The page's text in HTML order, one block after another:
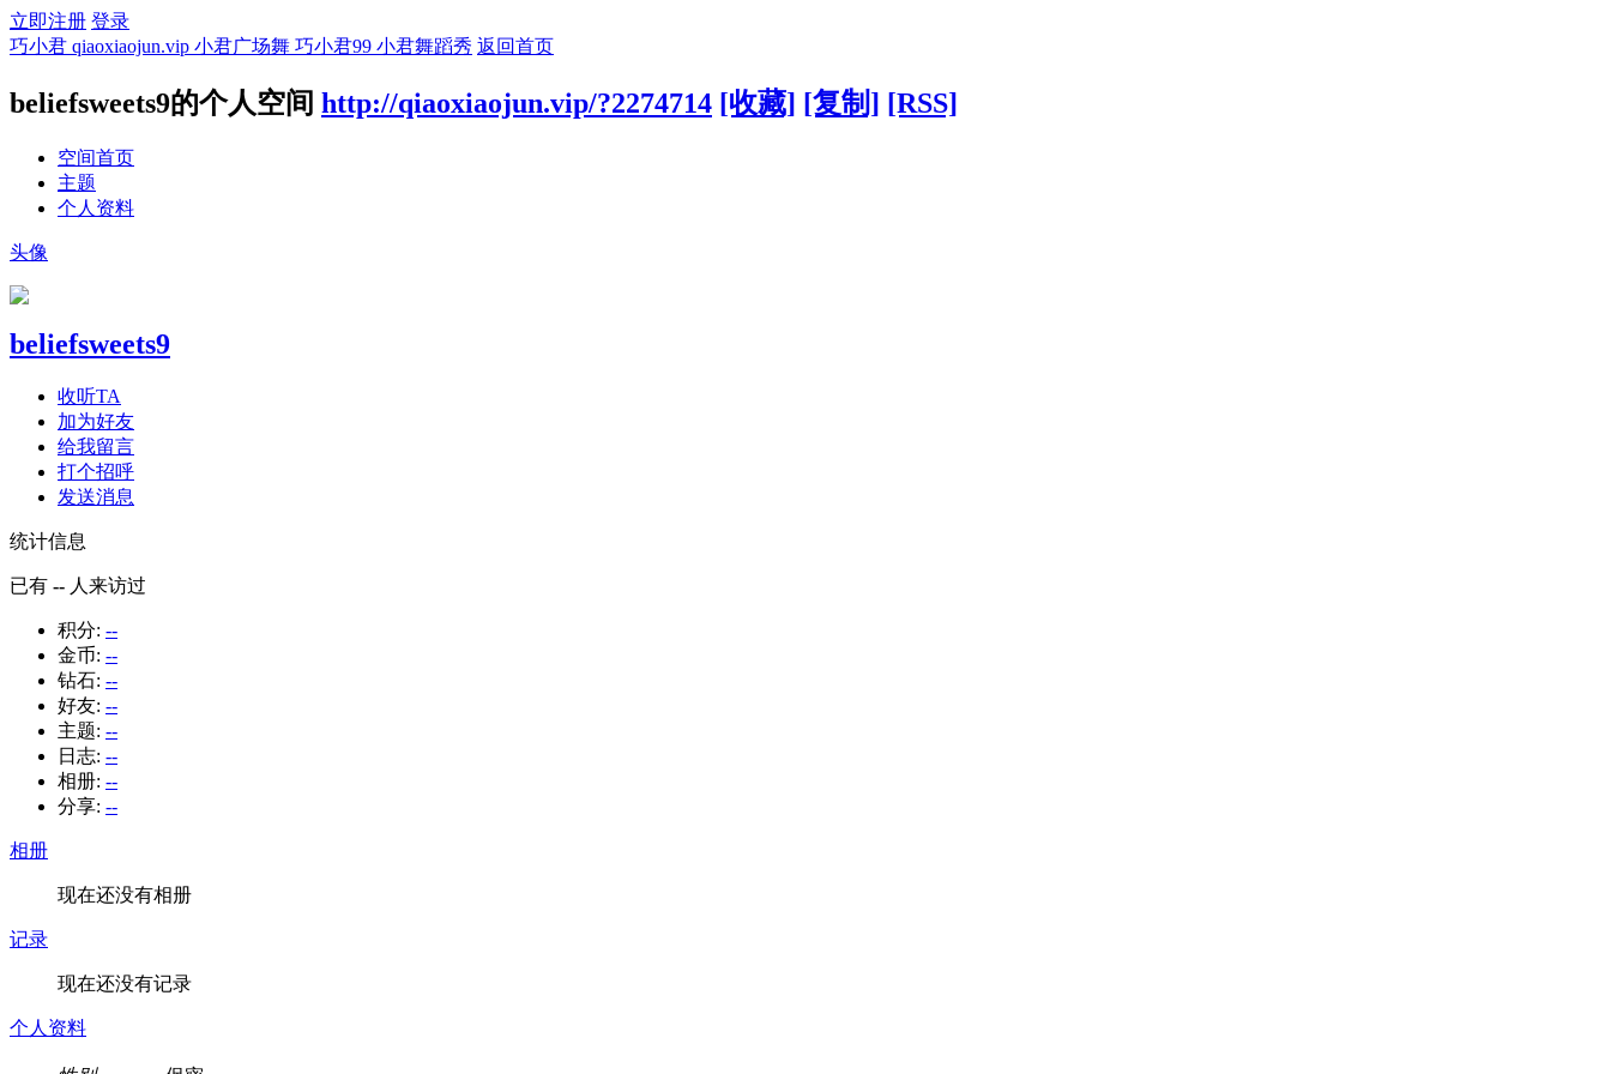
立即注册 登录
巧小君 qiaoxiaojun.vip 小君广场舞 巧小君99 小君舞蹈秀 返回首页
beliefsweets9的个人空间 http://qiaoxiaojun.vip/?2274714 [收藏] [复制] [RSS]
空间首页
主题
个人资料
头像
beliefsweets9
收听TA
加为好友
给我留言
打个招呼
发送消息
统计信息
已有 -- 人来访过
积分: --
金币: --
钻石: --
好友: --
主题: --
日志: --
相册: --
分享: --
相册
现在还没有相册
记录
现在还没有记录
个人资料